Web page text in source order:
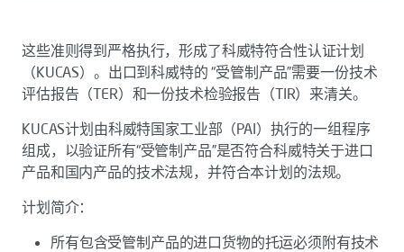
这些准则得到严格执行，形成了科威特符合性认证计划
（KUCAS）。出口到科威特的 “受管制产品”需要一份技术
评估报告（TER）和一份技术检验报告（TIR）来清关。
KUCAS计划由科威特国家工业部（PAI）执行的一组程序
组成，以验证所有“受管制产品”是否符合科威特关于进口
产品和国内产品的技术法规，并符合本计划的法规。
计划简介：
所有包含受管制产品的进口货物的托运必须附有技术